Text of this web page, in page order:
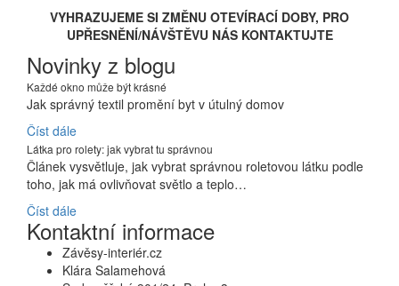
VYHRAZUJEME SI ZMĚNU OTEVÍRACÍ DOBY, PRO
UPŘESNĚNÍ/NÁVŠTĚVU NÁS KONTAKTUJTE
Novinky z blogu
Každé okno může být krásné
Jak správný textil promění byt v útulný domov
Číst dále
Látka pro rolety: jak vybrat tu správnou
Článek vysvětluje, jak vybrat správnou roletovou látku podle
toho, jak má ovlivňovat světlo a teplo…
Číst dále
Kontaktní informace
Závěsy-interiér.cz
Klára Salamehová